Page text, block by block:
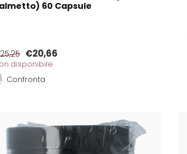
60 Capsule
€20,66
disponibile
Confronta